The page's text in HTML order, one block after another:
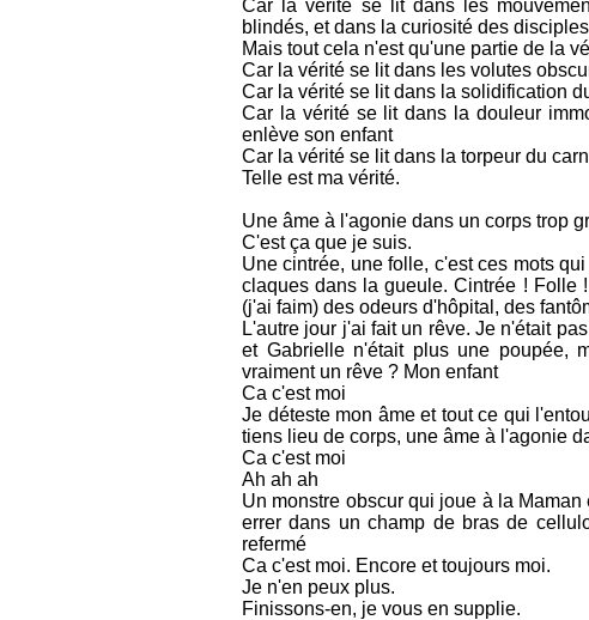
Car la vérité se lit dans les
blindés, et dans la curiosité des
Mais tout cela n'est qu'une partie de la
Car la vérité se lit dans les volutes
Car la vérité se lit dans la solidification
Car la vérité se lit dans la douleur
enlève son enfant
Car la vérité se lit dans la torpeur du
Telle est ma vérité.
Une âme à l'agonie dans un corps trop
C'est ça que je suis.
Une cintrée, une folle, c'est ces mots
claques dans la gueule. Cintrée ! Folle
(j'ai faim) des odeurs d'hôpital, des
L'autre jour j'ai fait un rêve. Je n'était
et Gabrielle n'était plus une poupée,
vraiment un rêve ? Mon enfant
Ca c'est moi
Je déteste mon âme et tout ce qui
tiens lieu de corps, une âme à l'agonie
Ca c'est moi
Ah ah ah
Un monstre obscur qui joue à la
errer dans un champ de bras de
refermé
Ca c'est moi. Encore et toujours moi.
Je n'en peux plus.
Finissons-en, je vous en supplie.